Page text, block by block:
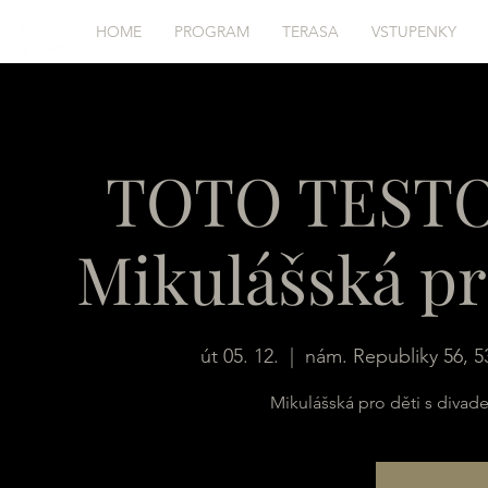
HOME PROGRAM TERASA VSTUPENKY
TOTO
Mikulášská
út 05. 12. nám. Republiky 56,
Mikulášská pro děti s